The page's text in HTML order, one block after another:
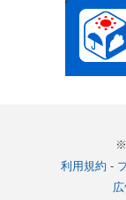
利用規約 -